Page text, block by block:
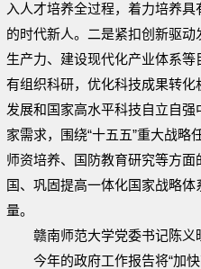
入人才培养全过程，着力培养
的时代新人。二是紧扣创新驱
生产力、建设现代化产业体系
有组织科研，优化科技成果转
发展和国家高水平科技自立自
家需求，围绕“十五五”重大战
师资培养、国防教育研究等方
国、巩固提高一体化国家战略体
量。
赣南师范大学党委书记陈义
今年的政府工作报告将“加